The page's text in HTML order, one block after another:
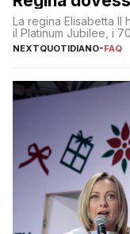
La regina Elisabetta
il Platinum Jubilee, i
NEXTQUOTIDIANO-FAQ